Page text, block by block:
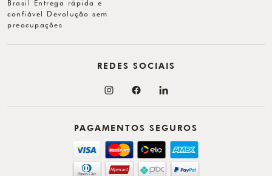
Brasil Entrega rápida e
confiável Devolução sem
preocupações
PAGAMENTOS SEGUROS
REDES SOCIAIS